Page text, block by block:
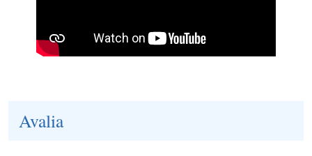
Avalia